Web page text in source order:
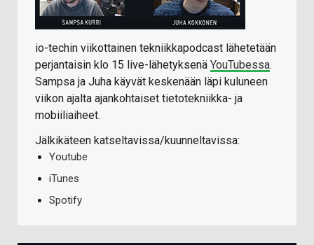
io-techin viikottainen tekniikkapodcast lähetetään
perjantaisin klo 15 live-lähetyksenä YouTubessa.
Sampsa ja Juha käyvät keskenään läpi kuluneen
viikon ajalta ajankohtaiset tietotekniikka- ja
mobiiliaiheet.
Jälkikäteen katseltavissa/kuunneltavissa:
Youtube
iTunes
Spotify